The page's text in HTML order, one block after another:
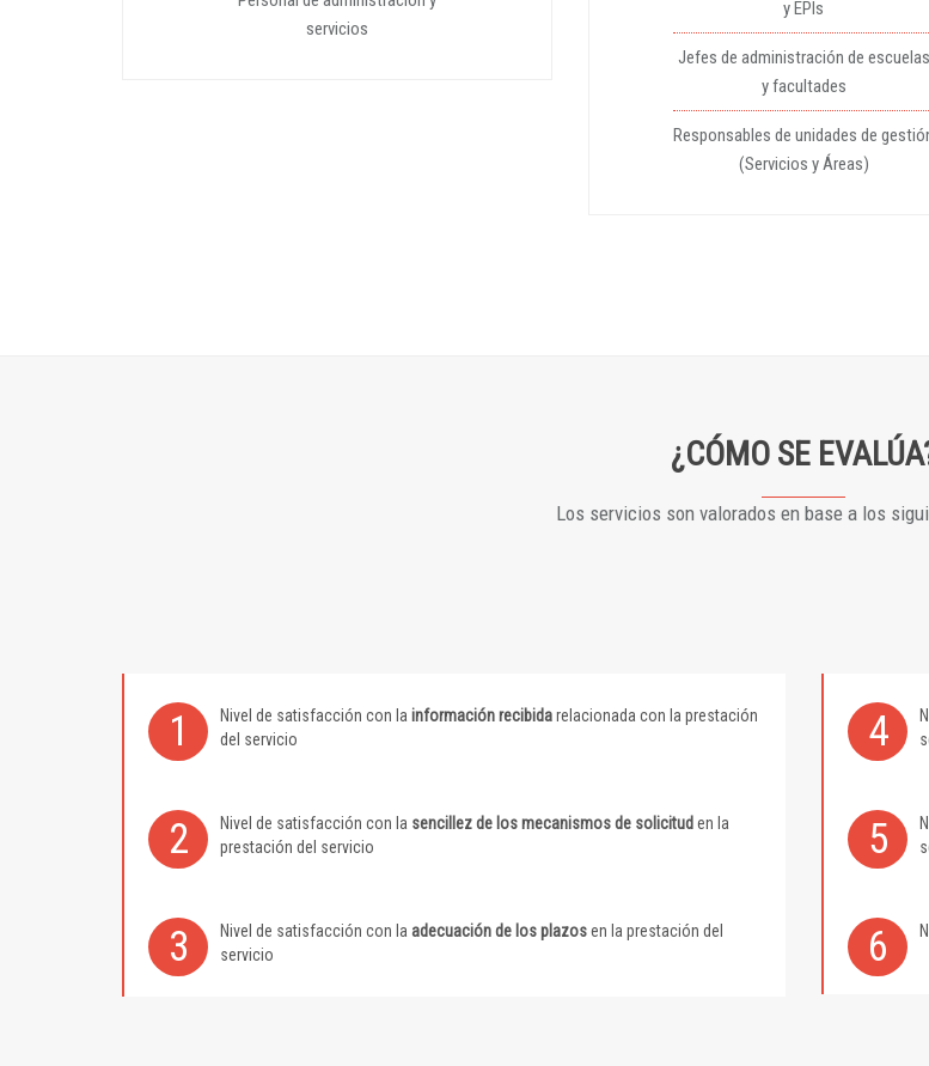
servicios
y EPIs
Jefes de administración de escuelas
y facultades
Responsables de unidades de
(Servicios y Áreas)
¿CÓMO SE
Los servicios son valorados en base a los
1 Nivel de satisfacción con la información recibidarelacionada con la prestación
del servicio
4
2 Nivel de satisfacción con la sencillez de los mecanismos de solicitud en la
prestación del servicio
5
3 Nivel de satisfacción con la adecuación de los plazosen la prestación del
servicio
6